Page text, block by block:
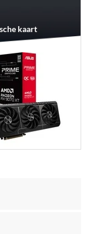
kaart